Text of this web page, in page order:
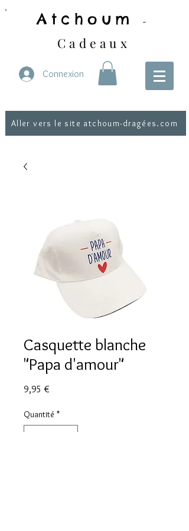
Atchoum -
Cadeaux
Connexion
Aller vers le site atchoum-dragées.com
Casquette blanche
"Papa d'amour"
9,95 €
Quantité *